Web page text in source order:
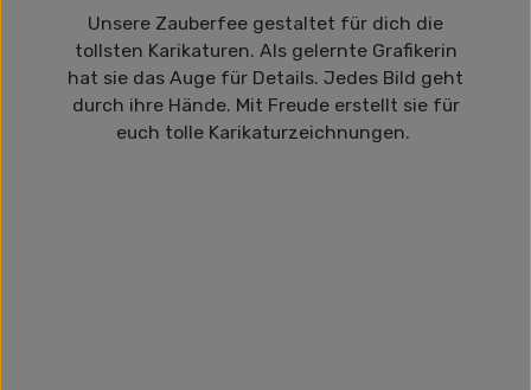
Unsere Zauberfee gestaltet für dich die
tollsten Karikaturen. Als gelernte Grafikerin
hat sie das Auge für Details. Jedes Bild geht
durch ihre Hände. Mit Freude erstellt sie für
euch tolle Karikaturzeichnungen.